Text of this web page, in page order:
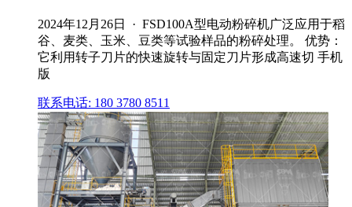
2024年12月26日 · FSD100A型电动粉碎机广泛应用于稻
谷、麦类、玉米、豆类等试验样品的粉碎处理。 优势：
它利用转子刀片的快速旋转与固定刀片形成高速切 手机
版
联系电话: 180 3780 8511